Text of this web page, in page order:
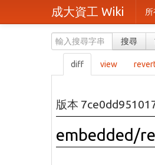
成大資工 Wiki
搜尋
diff view
版本
embedded/